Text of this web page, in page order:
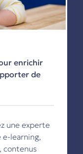
enrichir
de
une experte
learning,
contenus